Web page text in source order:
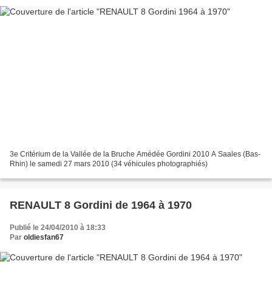
3e Critérium de la Vallée de la Bruche Amédée Gordini 2010 A Saales (Bas-
Rhin) le samedi 27 mars 2010 (34 véhicules photographiés)
RENAULT 8 Gordini de 1964 à 1970
Publié le 24/04/2010 à 18:33
Par oldiesfan67